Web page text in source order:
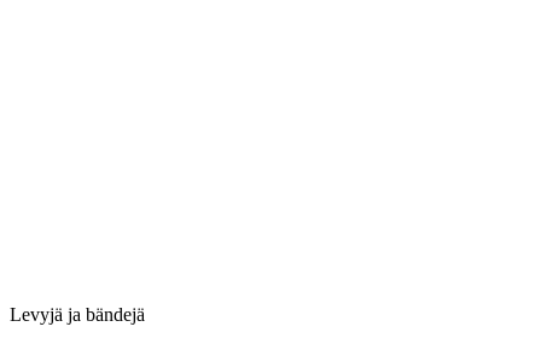
Levyjä ja bändejä